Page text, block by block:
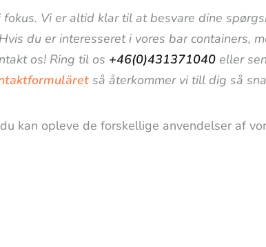
Vi er altid klar til at besvare dine
du er interesseret i vores bar containers,
os! Ring til os +46(0)431371040 eller
så återkommer vi till dig så
kan opleve de forskellige anvendelser af